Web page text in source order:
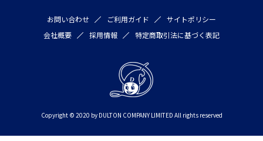
お問い合わせ ご利用ガイド
サイトポリシー
会社概要
採用情報 特定商取引法に基づく表記
Copyright © 2020 by DULTON COMPANY LIMITED All rights reserved